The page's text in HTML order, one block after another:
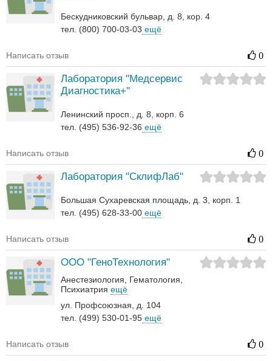
Бескудниковский бульвар, д. 8, кор. 4
тел. (800) 700-03-03 ещё
Написать отзыв 0
Лаборатория "Медсервис
Диагностика+"
Ленинский просп., д. 8, корп. 6
тел. (495) 536-92-36 ещё
Написать отзыв 0
Лаборатория "СклифЛаб"
Большая Сухаревская площадь, д. 3, корп. 1
тел. (495) 628-33-00 ещё
Написать отзыв 0
ООО "ГеноТехнология"
Анестезиология
Гематология‎
Психиатрия ещё
ул. Профсоюзная, д. 104
тел. (499) 530-01-95 ещё
Написать отзыв 0